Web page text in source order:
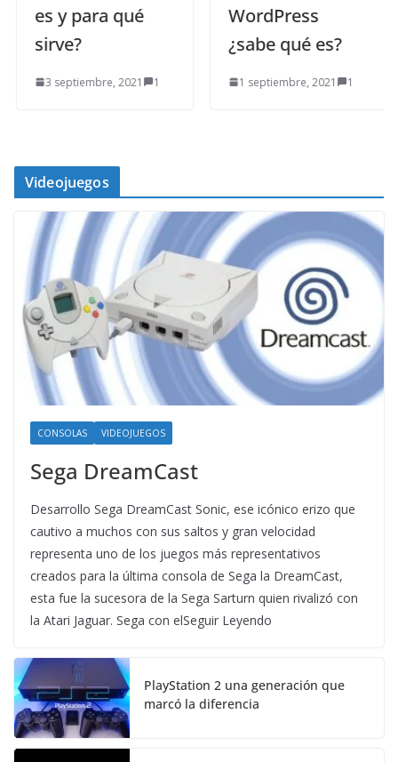
es y para qué
sirve?
3 septiembre, 2021 1
WordPress
¿sabe qué es?
1 septiembre, 2021 1
Videojuegos
CONSOLAS VIDEOJUEGOS
Sega DreamCast
Desarrollo Sega DreamCast Sonic, ese icónico erizo que
cautivo a muchos con sus saltos y gran velocidad
representa uno de los juegos más representativos
creados para la última consola de Sega la DreamCast,
esta fue la sucesora de la Sega Sarturn quien rivalizó con
la Atari Jaguar. Sega con elSeguir Leyendo
PlayStation 2 una generación que
marcó la diferencia